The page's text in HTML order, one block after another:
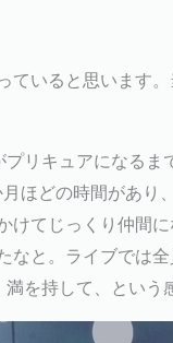
いると思います
リキュアになるま
ほどの時間があり
てじっくり仲間
と。ライブでは
を持して、という